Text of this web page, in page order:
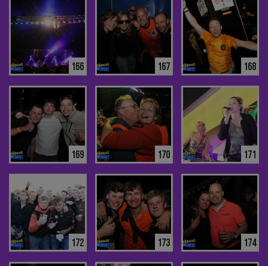
166 167 168
169 170 171
172 173 174